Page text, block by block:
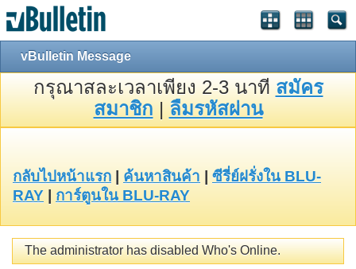
vBulletin Message
กรุณาสละเวลาเพียง 2-3 นาที สมัคร
สมาชิก | ลืมรหัสผ่าน
กลับไปหน้าแรก ค้นหาสินค้า
ซีรี่ย์ฝรั่งใน BLU-
RAY
การ์ตูนใน BLU-RAY
The administrator has disabled Who's Online.